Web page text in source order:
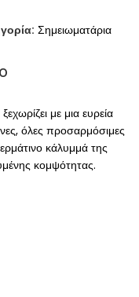
Σημειωματάρια
με μια ευρεία
όλες προσαρμόσιμες
κάλυμμά της
κομψότητας.